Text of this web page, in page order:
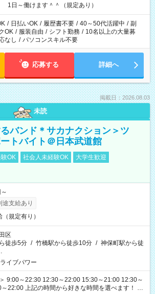
1日～働けます＾＾（規定あり）
/ 日払いOK / 履歴書不要 / 40～50代活躍中 / 副
OK / 服装自由 / シフト勤務 / 10名以上の大量募
なし / パソコンスキル不要
応募する 詳細へ
掲載日：2026.08.03
未読
バンド＊サカナクション＞ツ
トバイト＠日本武道館
OK 社会人未経験OK
大学生歓迎
途支給あり
（規定有り）
区
徒歩5分 / 竹橋駅から徒歩10分 / 神保町駅から徒
イブパワー
9:00～22:30 12:30～22:00 15:30～21:00 12:30～
きな時間を選べます！ ※